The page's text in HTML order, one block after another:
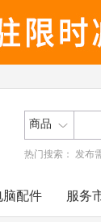
商品
热门搜索： 发布
脑配件 服务